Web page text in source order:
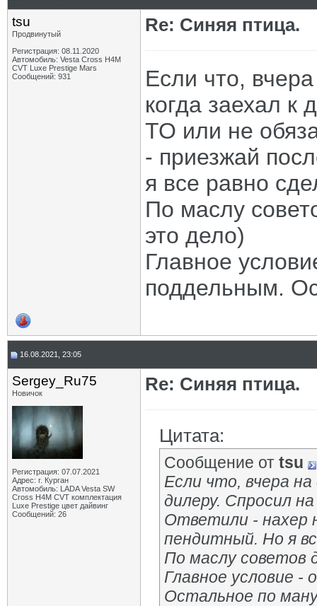
tsu
Продвинутый
Регистрация: 08.11.2020
Автомобиль: Vesta Cross H4M
CVT Luxe Prestige Mars
Сообщений: 931
Re: Синяя птица.
Если что,
когда заехал к
ТО или не
- приезжай
я все равно
По маслу
это дело)
Главное
поддельным.
16.08.2021, 23:05
Sergey_Ru75
Новичок
Регистрация: 07.07.2021
Адрес: г. Курган
Автомобиль: LADA Vesta SW
Cross H4M CVT комплектация
Luxe Prestige цвет дайвинг
Сообщений: 26
Re: Синяя птица.
Цитата:
Сообщение от tsu
Если что, вчера
дилеру. Спросил
Ответили - нахер
пендитный. Но я
По маслу советов
Главное условие -
Остальное по